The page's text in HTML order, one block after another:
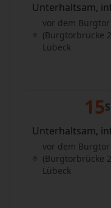
Unterhaltsam,
vor dem
(Burgtorbrücke
Lübeck
15
Unterhaltsam,
vor dem
(Burgtorbrücke
Lübeck